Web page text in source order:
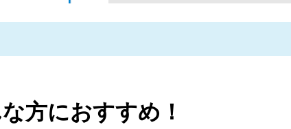
方におすすめ！